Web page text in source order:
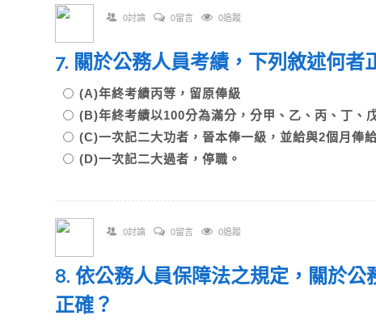
0討論 0留言 0追蹤
7. 關於公務人員考績，下列敘述何
(A)年終考績丙等，留原俸級
(B)年終考績以100分為滿分，分甲、乙、丙、丁、
(C)一次記二大功者，晉本俸一級，並給與2個月俸
(D)一次記二大過者，停職。
0討論 0留言 0追蹤
8. 依公務人員保障法之規定，關於
正確？